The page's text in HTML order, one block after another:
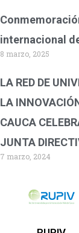
internacional
8 marzo, 2025
LA RED DE
LA
CAUCA
JUNTA
7 marzo, 2024